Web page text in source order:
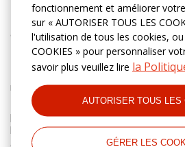
fonctionnement et améliorer
sur « AUTORISER TOUS LES
l'utilisation de tous les cookies, ou
COOKIES » pour personnaliser
savoir plus veuillez lire la
AUTORISER TOUS LES
GÉRER LES
Bienvenue à l'hôtel Asia Tashkent -
cœur de Tachkent!
Nous offrons à nos clients une
moderne, de confort et d'emplacement
Tashkent est un endroit idéal pour les
pour ceux qui viennent se reposer
l'Ouzbékistan. Profitez d'un service